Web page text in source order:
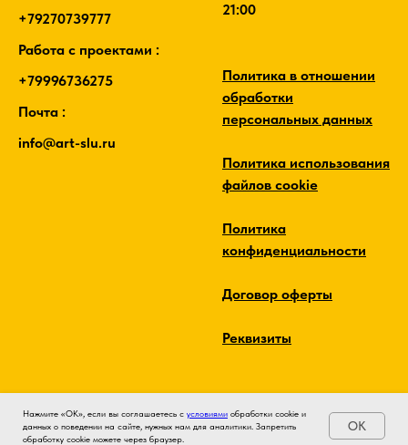
Нажмите «ОК», если вы соглашаетесь с условиями обработки cookie и
данных о поведении на сайте, нужных нам для аналитики. Запретить
обработку cookie можете через браузер.
OK
+79270739777
Работа с проектами :
+79996736275
Почта :
info@art-slu.ru
21:00
Политика в отношении
обработки
персональных данных
Политика использования
файлов cookie
Политика
конфиденциальности
Договор оферты
Реквизиты